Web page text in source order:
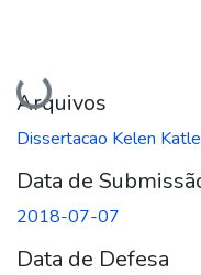
Carregando...
Arquivos
Dissertacao Kelen
Data de
2018-07-07
Data de Defesa